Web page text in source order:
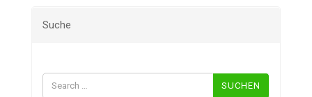
Suche
Suchen
nach: